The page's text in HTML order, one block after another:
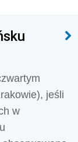
jeśli
w